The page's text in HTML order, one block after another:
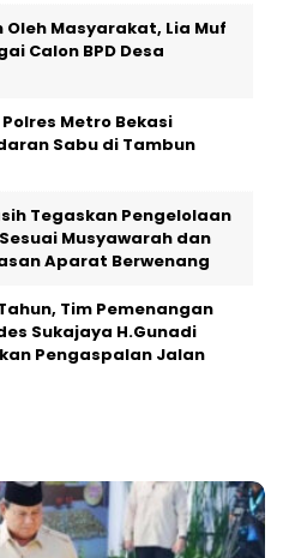
Oleh Masyarakat, Lia Muf
Calon BPD Desa
Metro Bekasi
Sabu di Tambun
Tegaskan Pengelolaan
Musyawarah dan
Aparat Berwenang
Tim Pemenangan
Sukajaya H.Gunadi
Pengaspalan Jalan